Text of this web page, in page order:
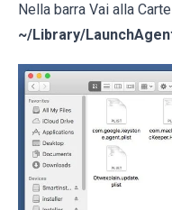
Nella barra Vai alla
~/Library/